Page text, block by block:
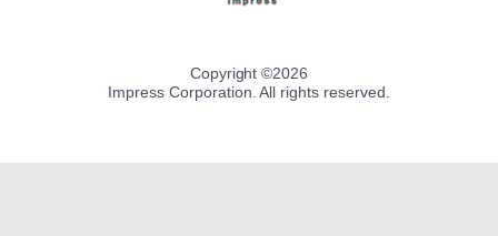
Copyright ©2026
Impress Corporation. All rights reserved.